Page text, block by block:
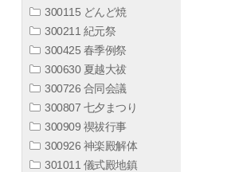
300115 どんど焼
300211 紀元祭
300425 春季例祭
300630 夏越大祓
300726 合同会議
300807 七夕まつり
300909 禊祓行事
300926 神楽殿解体
301011 儀式殿地鎮